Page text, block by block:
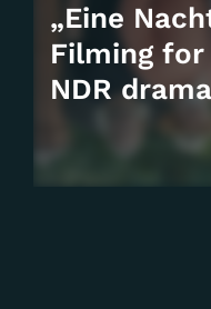
„Eine
Filming
NDR drama